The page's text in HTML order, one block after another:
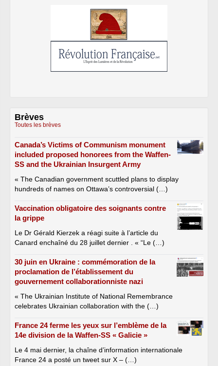
Brèves
Toutes les brèves
Canada’s Victims of Communism monument
included proposed honorees from the Waffen-
SS and the Ukrainian Insurgent Army
« The Canadian government scuttled plans to display
hundreds of names on Ottawa’s controversial (…)
Vaccination obligatoire des soignants contre
la grippe
Le Dr Gérald Kierzek a réagi suite à l’article du
Canard enchaîné du 28 juillet dernier . « “Le (…)
30 juin en Ukraine : commémoration de la
proclamation de l’établissement du
gouvernement collaborationniste nazi
« The Ukrainian Institute of National Remembrance
celebrates Ukrainian collaboration with the (…)
France 24 ferme les yeux sur l’emblème de la
14e division de la Waffen-SS « Galicie »
Le 4 mai dernier, la chaîne d’information internationale
France 24 a posté un tweet sur X – (…)